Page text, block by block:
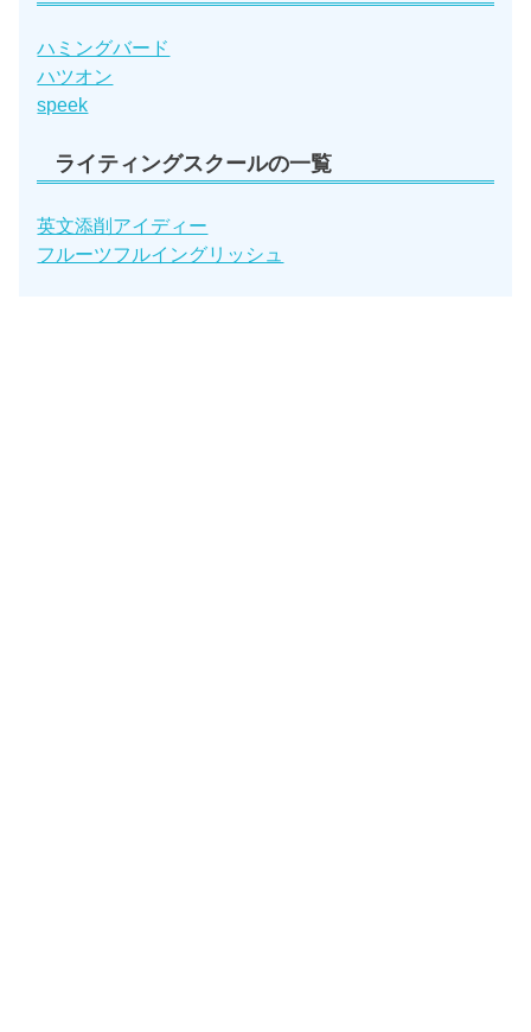
ハミングバード
ハツオン
speek
ライティングスクールの一覧
英文添削アイディー
フルーツフルイングリッシュ